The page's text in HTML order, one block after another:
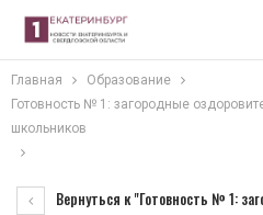
Главная
Образование
Готовность № 1: загородные
школьников
Вернуться к "Готовность № 1: